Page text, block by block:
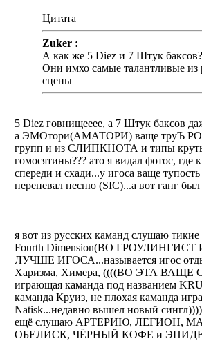
Цитата
Zuker :
А как же 5 Diez и 7 Штук баксов?
Они имхо самые талантливые из
сцены
5 Diez говнищееее, а 7 Штук баксов
а ЭМОтори(АМАТОРИ) ваще труЪ
групп и из СЛИПКНОТА и типы
гомосятины??? ато я видал фотос, где
спереди и схади...у игоса ваще
перепевал песню (SIC)...а вот ганг
я вот из русских каманд слушаю
Fourth Dimension(ВО
ЛУЧШЕ ИГОСА...называется игос
Харизма, Химера, ((((ВО ЭТА ВАЩЕ
играющая каманда под названием
каманда Круиз, не плохая каманда
Natisk...недавно вышел новый
ещё слушаю АРТЕРИЮ, ЛЕГИОН,
ОБЕЛИСК, ЧЁРНЫЙ КОФЕ и